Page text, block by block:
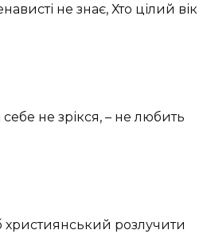
не знає, Хто цілий вік
себе не зрікся, – не любить
розлучити